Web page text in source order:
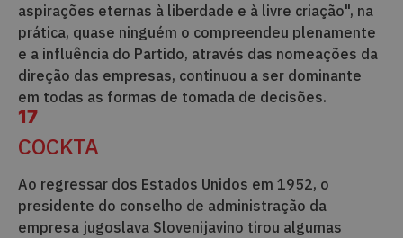
aspirações eternas à liberdade e à livre criação", na
prática, quase ninguém o compreendeu plenamente
e a influência do Partido, através das nomeações da
direção das empresas, continuou a ser dominante
em todas as formas de tomada de decisões.
17
COCKTA
Ao regressar dos Estados Unidos em 1952, o
presidente do conselho de administração da
empresa jugoslava Slovenijavino tirou algumas